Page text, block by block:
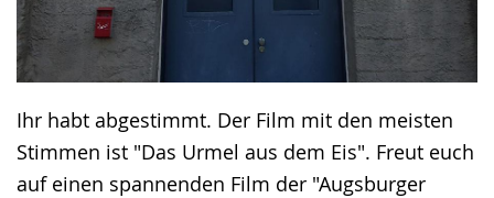
Ihr habt abgestimmt. Der Film mit den meisten
Stimmen ist "Das Urmel aus dem Eis". Freut euch
auf einen spannenden Film der "Augsburger